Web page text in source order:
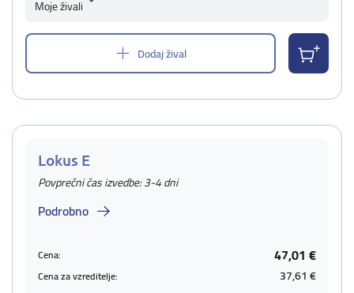
Moje živali
Dodaj žival
Lokus E
Povprečni čas izvedbe: 3-4 dni
Podrobno
Cena: 47,01 €
Cena za vzreditelje: 37,61 €